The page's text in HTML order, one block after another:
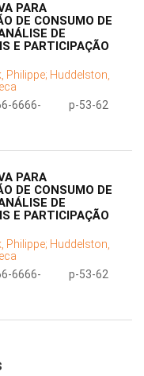
PARA
DE CONSUMO DE
DE
E PARTICIPAÇÃO
Philippe; Huddelston,
6666-
p-53-62
PARA
DE CONSUMO DE
DE
E PARTICIPAÇÃO
Philippe; Huddelston,
6666-
p-53-62